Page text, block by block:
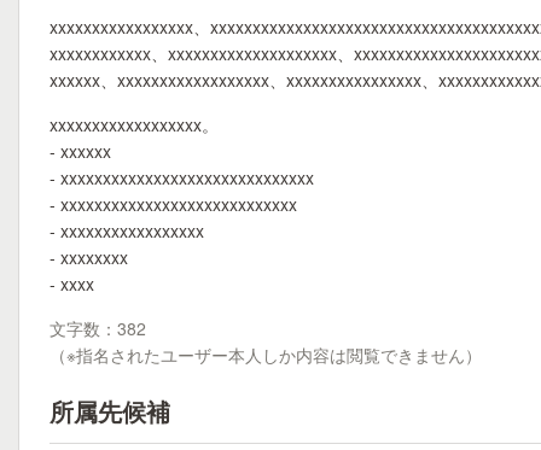
xxxxxxxxxxxxxxxxx、
xxxxxxxxxxxx、xxxxxxxxxxxxxxxxxxxx、
xxxxxx、xxxxxxxxxxxxxxxxxx、xxxxxxxxxxxxxxxx、
xxxxxxxxxxxxxxxxxx。
- xxxxxx
- xxxxxxxxxxxxxxxxxxxxxxxxxxxxxx
- xxxxxxxxxxxxxxxxxxxxxxxxxxxx
- xxxxxxxxxxxxxxxxx
- xxxxxxxx
- xxxx
文字数：382
（※指名されたユーザー本人しか内容は閲覧できません）
所属先候補